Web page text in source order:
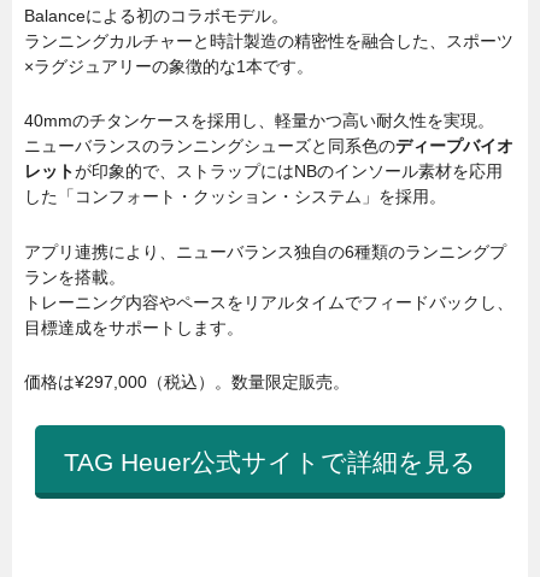
Balanceによる初のコラボモデル。
ランニングカルチャーと時計製造の精密性を融合した、スポーツ
×ラグジュアリーの象徴的な1本です。
40mmのチタンケースを採用し、軽量かつ高い耐久性を実現。
ニューバランスのランニングシューズと同系色のディープバイオ
レットが印象的で、ストラップにはNBのインソール素材を応用
した「コンフォート・クッション・システム」を採用。
アプリ連携により、ニューバランス独自の6種類のランニングプ
ランを搭載。
トレーニング内容やペースをリアルタイムでフィードバックし、
目標達成をサポートします。
価格は¥297,000（税込）。数量限定販売。
TAG Heuer公式サイトで詳細を見る